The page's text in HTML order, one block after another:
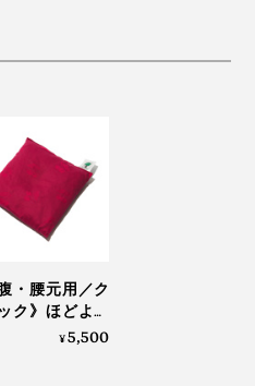
ろんな部位を温め＆冷やし
ました。
香りがふわっと漂うのです
気にならない」、「ちょっ
がわかれました。
湯で洗っていただくと緩和
いるうちに「発酵したての
に安心感を抱くようになり
・腰元用／ク
ク》ほどよい
と蒸気で、じん
¥5,500